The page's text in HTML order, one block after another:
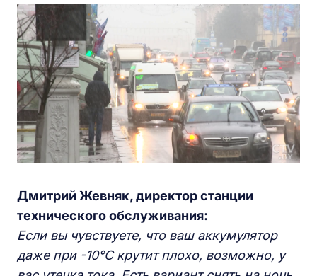
Дмитрий Жевняк, директор станции
технического обслуживания:
Если вы чувствуете, что ваш аккумулятор
даже при -10°C крутит плохо, возможно, у